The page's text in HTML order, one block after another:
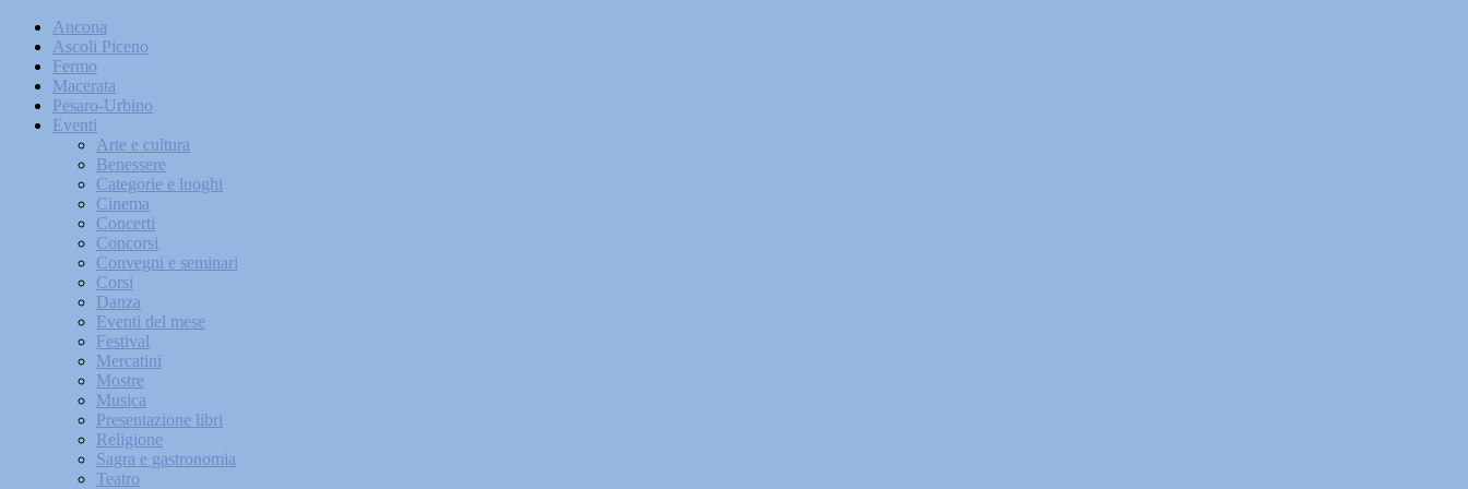
Ancona
Ascoli Piceno
Fermo
Macerata
Pesaro-Urbino
Eventi
Arte e cultura
Benessere
Categorie e luoghi
Cinema
Concerti
Concorsi
Convegni e seminari
Corsi
Danza
Eventi del mese
Festival
Mercatini
Mostre
Musica
Presentazione libri
Religione
Sagra e gastronomia
Teatro